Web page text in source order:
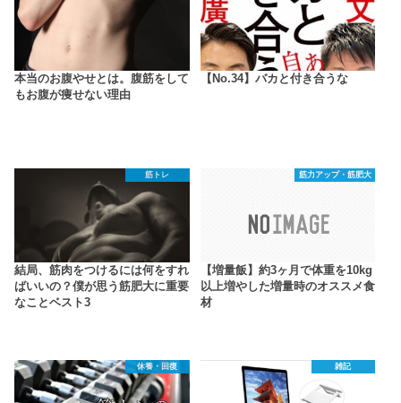
本当のお腹やせとは。腹筋をして
もお腹が痩せない理由
【No.34】バカと付き合うな
筋トレ
結局、筋肉をつけるには何をすれ
ばいいの？僕が思う筋肥大に重要
なことベスト3
筋力アップ・筋肥大
【増量飯】約3ヶ月で体重を10kg
以上増やした増量時のオススメ食
材
休養・回復 雑記